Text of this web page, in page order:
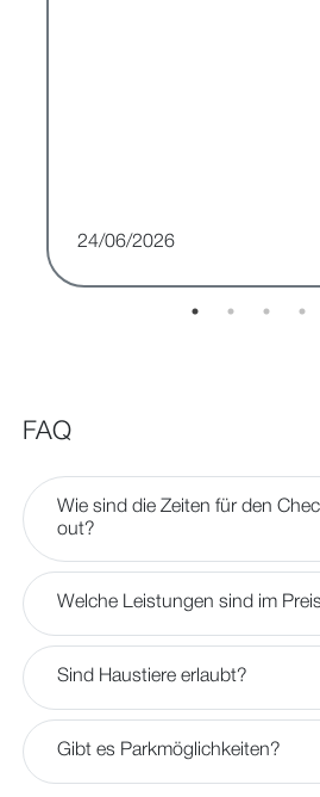
24/06/2026
FAQ
Wie sind die Zeiten für den
out?
Welche Leistungen sind im
Sind Haustiere erlaubt?
Gibt es Parkmöglichkeiten?